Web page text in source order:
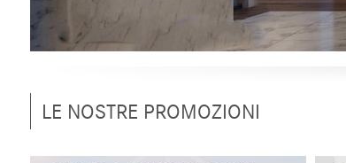
LE NOSTRE PROMOZIONI